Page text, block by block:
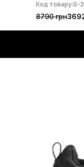
Код товару:S-
8790 грн